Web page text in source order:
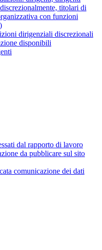
titolari di
con funzioni
dirigenziali discrezionali
disponibili
dal rapporto di lavoro
da pubblicare sul sito
comunicazione dei dati